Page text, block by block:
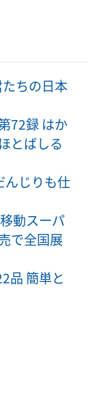
たちの日本
72録 はか
とばしる
んじりも仕
動スーパ
で全国展
品 簡単と